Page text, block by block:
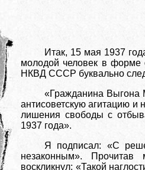
Итак, 15 мая 1937
молодой человек в форме
НКВД СССР буквально
«Гражданина Выгона
антисоветскую агитацию и
лишения свободы с
1937 года».
Я подписал: «С
незаконным».
воскликнул: «Такой